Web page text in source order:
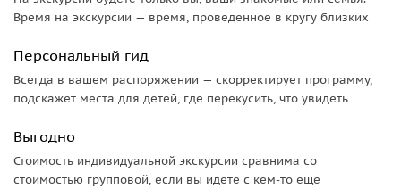
Время на экскурсии — время, проведенное в кругу близких
Персональный гид
Всегда в вашем распоряжении — скорректирует программу,
подскажет места для детей, где перекусить, что увидеть
Выгодно
Стоимость индивидуальной экскурсии сравнима со
стоимостью групповой, если вы идете с кем-то еще